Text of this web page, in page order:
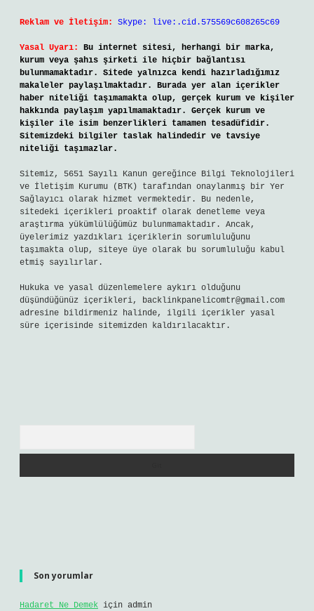
Reklam ve İletişim: Skype: live:.cid.575569c608265c69
Yasal Uyarı:
Bu internet sitesi, herhangi bir marka,
kurum veya şahıs şirketi ile hiçbir bağlantısı
bulunmamaktadır. Sitede yalnızca kendi hazırladığımız
makaleler paylaşılmaktadır. Burada yer alan içerikler
haber niteliği taşımamakta olup, gerçek kurum ve kişiler
hakkında paylaşım yapılmamaktadır. Gerçek kurum ve
kişiler ile isim benzerlikleri tamamen tesadüfidir.
Sitemizdeki bilgiler taslak halindedir ve tavsiye
niteliği taşımazlar.
Sitemiz, 5651 Sayılı Kanun gereğince Bilgi Teknolojileri
ve İletişim Kurumu (BTK) tarafından onaylanmış bir Yer
Sağlayıcı olarak hizmet vermektedir. Bu nedenle,
sitedeki içerikleri proaktif olarak denetleme veya
araştırma yükümlülüğümüz bulunmamaktadır. Ancak,
üyelerimiz yazdıkları içeriklerin sorumluluğunu
taşımakta olup, siteye üye olarak bu sorumluluğu kabul
etmiş sayılırlar.
Hukuka ve yasal düzenlemelere aykırı olduğunu
düşündüğünüz içerikleri, backlinkpanelicomtr@gmail.com
adresine bildirmeniz halinde, ilgili içerikler yasal
süre içerisinde sitemizden kaldırılacaktır.
Son yorumlar
Hadaret Ne Demek için admin